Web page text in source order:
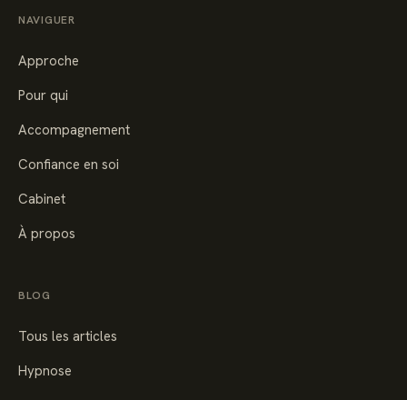
NAVIGUER
Approche
Pour qui
Accompagnement
Confiance en soi
Cabinet
À propos
BLOG
Tous les articles
Hypnose